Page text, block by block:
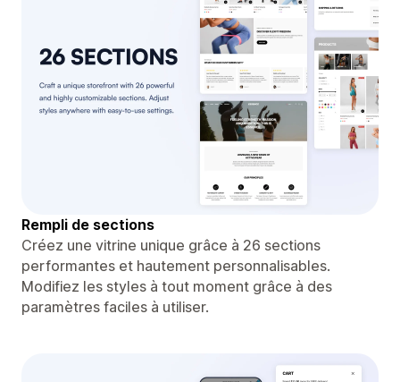
Rempli de sections
Créez une vitrine unique grâce à 26 sections
performantes et hautement personnalisables.
Modifiez les styles à tout moment grâce à des
paramètres faciles à utiliser.